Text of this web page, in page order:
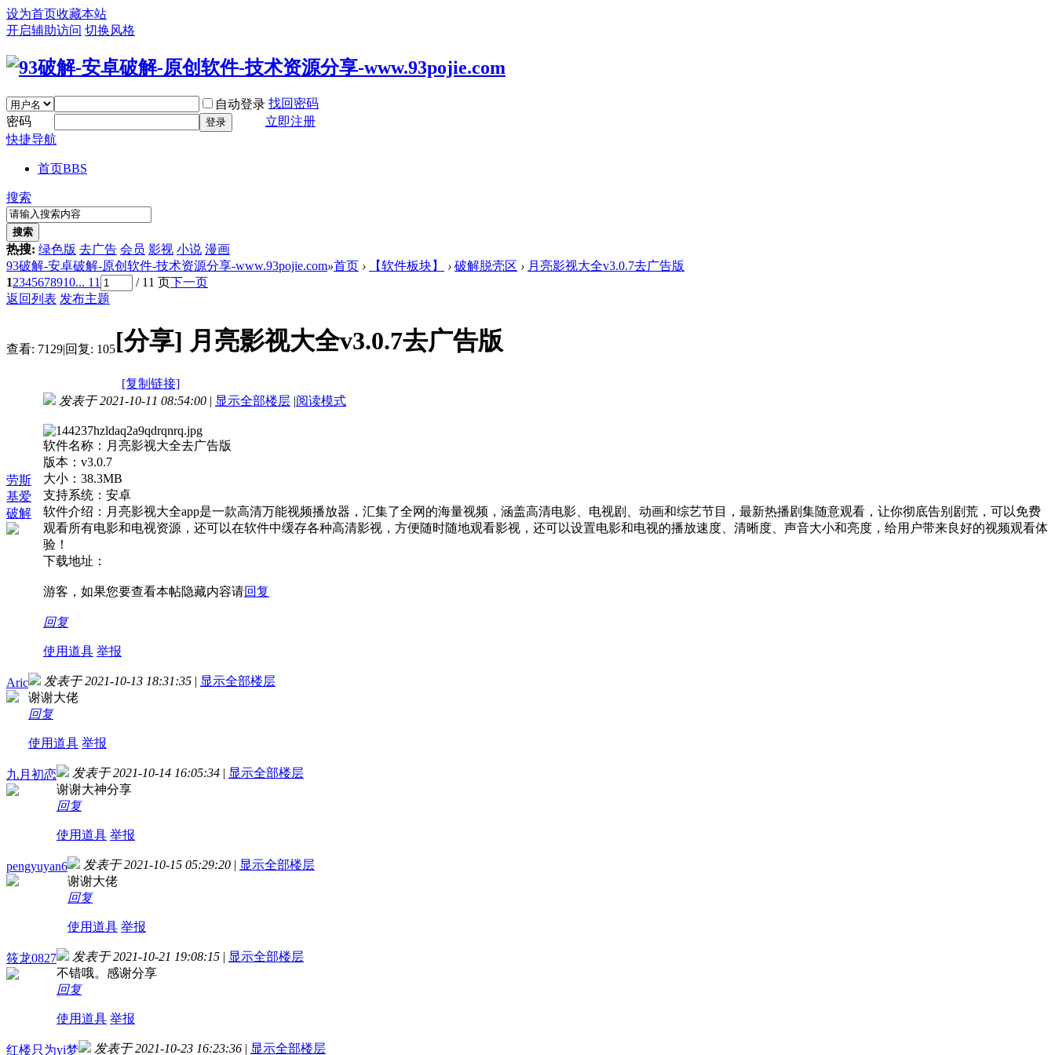
设为首页收藏本站
开启辅助访问 切换风格
自动登录 找回密码
密码
登录
立即注册
快捷导航
首页BBS
搜索
搜索
热搜: 绿色版 去广告 会员 影视 小说 漫画
93破解-安卓破解-原创软件-技术资源分享-www.93pojie.com»首页 › 【软件板块】 › 破解脱壳区 › 月亮影视大全v3.0.7去广告版
12345678910... 11 / 11 页下一页
返回列表 发布主题
查看: 7129|回复: 105[分享] 月亮影视大全v3.0.7去广告版
[复制链接]
劳斯
基爱
破解
发表于 2021-10-11 08:54:00 | 显示全部楼层 |阅读模式
软件名称：月亮影视大全去广告版
版本：v3.0.7
大小：38.3MB
支持系统：安卓
软件介绍：月亮影视大全app是一款高清万能视频播放器，汇集了全网的海量视频，涵盖高清电影、电视剧、动画和综艺节目，最新热播剧集随意观看，让你彻底告别剧荒，可以免费
观看所有电影和电视资源，还可以在软件中缓存各种高清影视，方便随时随地观看影视，还可以设置电影和电视的播放速度、清晰度、声音大小和亮度，给用户带来良好的视频观看体
验！
下载地址：
游客，如果您要查看本帖隐藏内容请回复
回复
使用道具 举报
Aric 发表于 2021-10-13 18:31:35 | 显示全部楼层
谢谢大佬
回复
使用道具 举报
九月初恋 发表于 2021-10-14 16:05:34 | 显示全部楼层
谢谢大神分享
回复
使用道具 举报
pengyuyan6 发表于 2021-10-15 05:29:20 | 显示全部楼层
谢谢大佬
回复
使用道具 举报
筱龙0827 发表于 2021-10-21 19:08:15 | 显示全部楼层
不错哦。感谢分享
回复
使用道具 举报
红楼只为yi梦 发表于 2021-10-23 16:23:36 | 显示全部楼层